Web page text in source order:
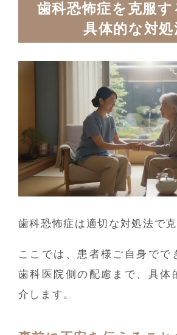
歯科恐怖症を克服
具体的な対処
歯科恐怖症は適切な対処法で克
ここでは、患者様ご自身でで
歯科医院側の配慮まで、具体
介します。